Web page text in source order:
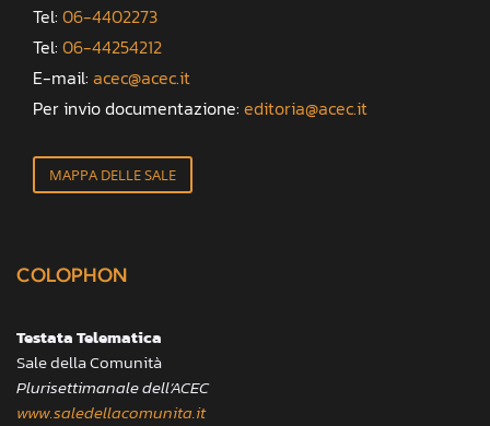
Tel: 06-4402273
Tel: 06-44254212
E-mail: acec@acec.it
Per invio documentazione: editoria@acec.it
MAPPA DELLE SALE
COLOPHON
Testata Telematica
Sale della Comunità
Plurisettimanale dell’ACEC
www.saledellacomunita.it